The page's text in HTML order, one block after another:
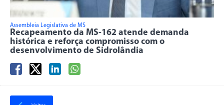
Assembleia Legislativa de MS
Recapeamento da MS-162 atende demanda
histórica e reforça compromisso com o
desenvolvimento de Sidrolândia